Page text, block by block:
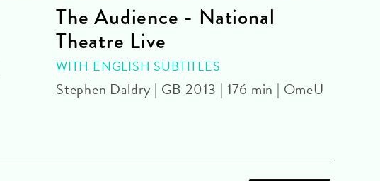
The Audience - National
Theatre Live
WITH ENGLISH SUBTITLES
Stephen Daldry | GB 2013 | 176 min | OmeU